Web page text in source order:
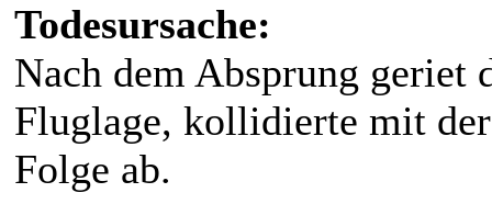
Todesursache:
Nach dem Absprung geriet
Fluglage, kollidierte mit
Folge ab.